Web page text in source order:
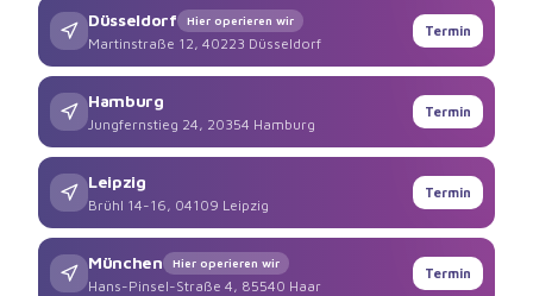
Düsseldorf Hier operieren wir
Martinstraße 12, 40223 Düsseldorf
Termin
Hamburg
Jungfernstieg 24, 20354 Hamburg
Termin
Leipzig
Brühl 14-16, 04109 Leipzig
Termin
München Hier operieren wir
Hans-Pinsel-Straße 4, 85540 Haar
Termin